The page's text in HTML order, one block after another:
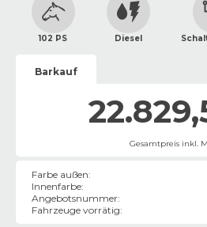
102 PS Diesel
Barkauf
Gesamtpreis inkl.
Farbe außen:
Innenfarbe:
Angebotsnummer:
Fahrzeuge vorrätig: